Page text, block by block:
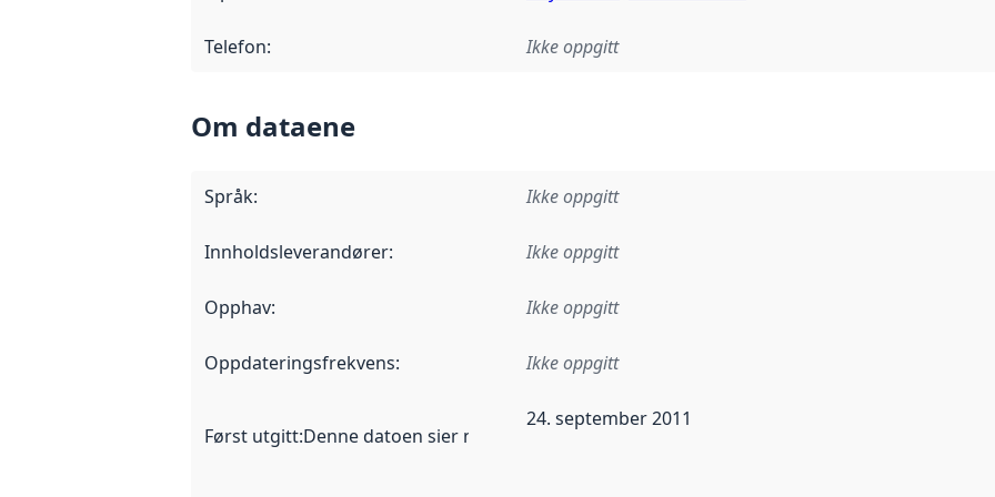
Telefon: Ikke oppgitt
Om dataene
Språk: Ikke oppgitt
Innholdsleverandører: Ikke oppgitt
Opphav: Ikke oppgitt
Oppdateringsfrekvens: Ikke oppgitt
Først utgitt:Denne datoen sier når dataene i dette datasettet første gang ble utgitt. Det kan
24. september 2011